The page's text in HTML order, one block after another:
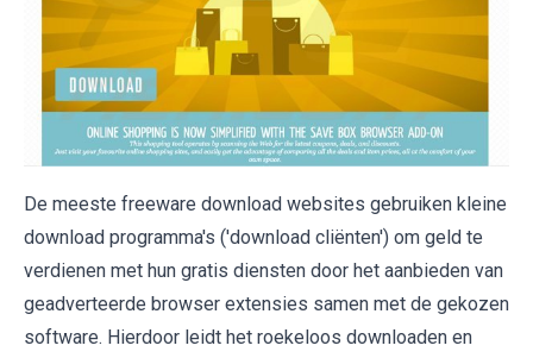
De meeste freeware download websites gebruiken kleine
download programma's ('download cliënten') om geld te
verdienen met hun gratis diensten door het aanbieden van
geadverteerde browser extensies samen met de gekozen
software. Hierdoor leidt het roekeloos downloaden en